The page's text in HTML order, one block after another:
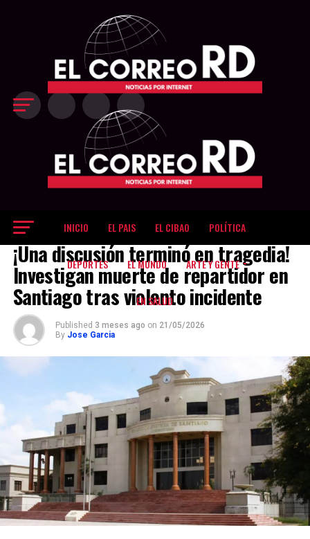
INICIO EL PAIS EL CIBAO POLÍTICA
DEPORTES EL MUNDO ARTE Y GENTE
EN SALUD
EL CIBAO
¡Una discusión terminó en tragedia!
Investigan muerte de repartidor en
Santiago tras violento incidente
Published 3 meses ago on 21/05/2026
By Jose Garcia
Exit mobile version